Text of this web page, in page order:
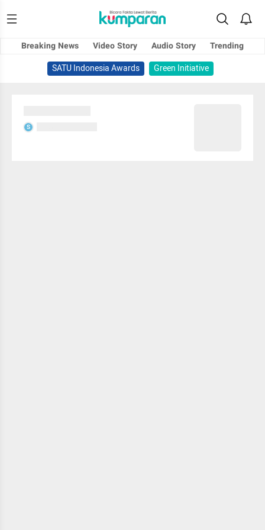
Breaking News Video Story Audio Story
Trending
SATU Indonesia Awards
Green Initiative
S